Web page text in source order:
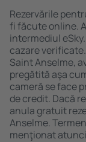
Rezervările
fi făcute online.
intermediul
cazare
Saint Anselme,
pregătită aşa
cameră se face
de credit. Dacă
anula gratuit
Anselme.
menţionat